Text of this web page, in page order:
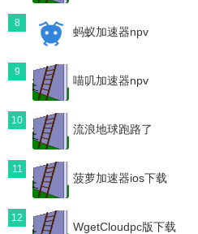
8
蚂蚁加速器npv
9
喵叽加速器npv
10
流浪地球跑路了
11
菠萝加速器ios下载
12
WgetCloudpc版下载